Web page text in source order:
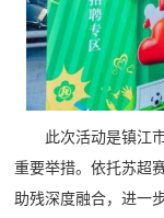
此次活动是镇江
重要举措。依托苏超
助残深度融合，进一